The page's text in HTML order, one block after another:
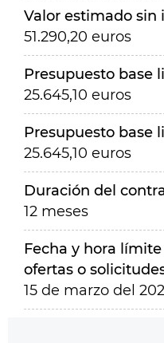
Valor estimado sin
51.290,20 euros
Presupuesto base
25.645,10 euros
Presupuesto base
25.645,10 euros
Duración del
12 meses
Fecha y hora
ofertas o
15 de marzo del